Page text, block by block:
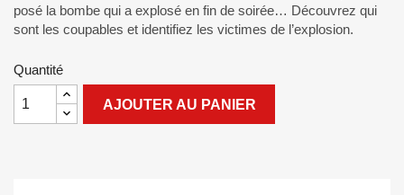
posé la bombe qui a explosé en fin de soirée… Découvrez qui
sont les coupables et identifiez les victimes de l’explosion.
Quantité
AJOUTER AU PANIER